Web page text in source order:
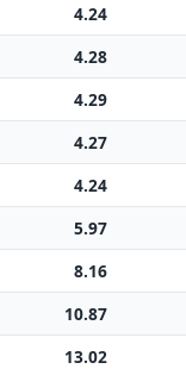
4.24
4.28
4.29
4.27
4.24
5.97
8.16
10.87
13.02